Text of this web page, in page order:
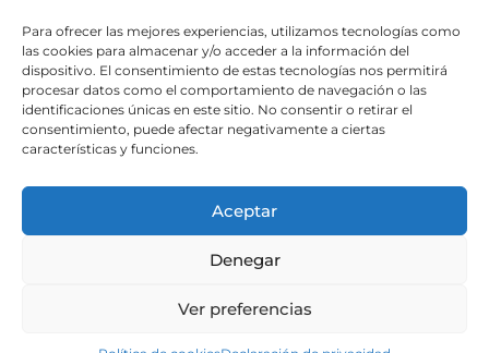
Para ofrecer las mejores experiencias, utilizamos tecnologías como
las cookies para almacenar y/o acceder a la información del
dispositivo. El consentimiento de estas tecnologías nos permitirá
procesar datos como el comportamiento de navegación o las
identificaciones únicas en este sitio. No consentir o retirar el
consentimiento, puede afectar negativamente a ciertas
características y funciones.
Aceptar
Denegar
Ver preferencias
Web subvencionada por el
Aviso legal Política de privacidad
Política de cookies